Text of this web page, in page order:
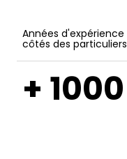
Années d'expérience
côtés des particuliers
+ 1000